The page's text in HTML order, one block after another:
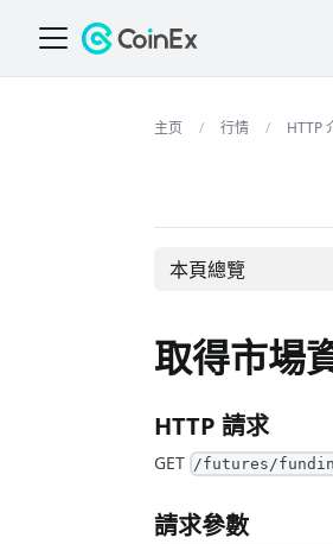
行情 HTTP
本頁總覽
取得市場
HTTP 請求
GET /futures/
請求參數